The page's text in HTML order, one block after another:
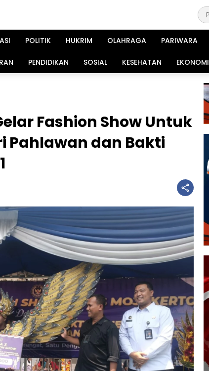
POLITIK HUKRIM OLAHRAGA PARIWARA
PENDIDIKAN SOSIAL KESEHATAN EKONOMI
Fashion Show Untuk
Pahlawan dan Bakti